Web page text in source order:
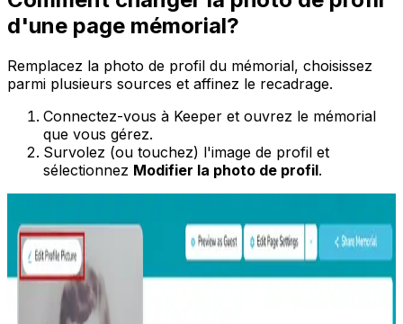
d'une page mémorial?
Remplacez la photo de profil du mémorial, choisissez
parmi plusieurs sources et affinez le recadrage.
Connectez-vous à Keeper et ouvrez le mémorial
que vous gérez.
Survolez (ou touchez) l'image de profil et
sélectionnez Modifier la photo de profil.